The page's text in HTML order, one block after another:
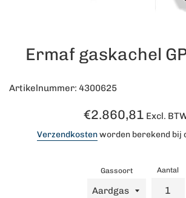
Ermaf gaskachel
Artikelnummer: 4300625
Normale
€2.860,81 Excl.
Verzendkostenworden berekend bij
Gassoort Aantal